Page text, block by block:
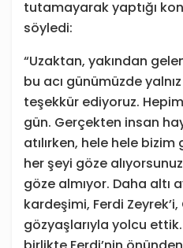
tutamayarak yaptığı
söyledi:
“Uzaktan, yakından
bu acı günümüzde yalnız
teşekkür ediyoruz.
gün. Gerçekten insan
atılırken, hele hele bizim
her şeyi göze
göze almıyor. Daha altı
kardeşimi, Ferdi Zeyrek’i,
gözyaşlarıyla yolcu